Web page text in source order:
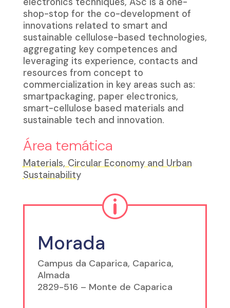
shop-stop for the co-development of
innovations related to smart and
sustainable cellulose-based technologies,
aggregating key competences and
leveraging its experience, contacts and
resources from concept to
commercialization in key areas such as:
smartpackaging, paper electronics,
smart-cellulose based materials and
sustainable tech and innovation.
Área temática
Materials, Circular Economy and Urban
Sustainability
p
Morada
Campus da Caparica, Caparica,
Almada
2829-516 – Monte de Caparica